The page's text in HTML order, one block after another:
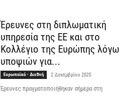
Έρευνες στη διπλωματική
υπηρεσία της EE και στο
Κολλέγιο της Ευρώπης λόγω
υποψιών για...
Ευρωπαϊκά - Διεθνή 2 Δεκεμβρίου 2025
Έρευνες πραγματοποιήθηκαν σήμερα στη